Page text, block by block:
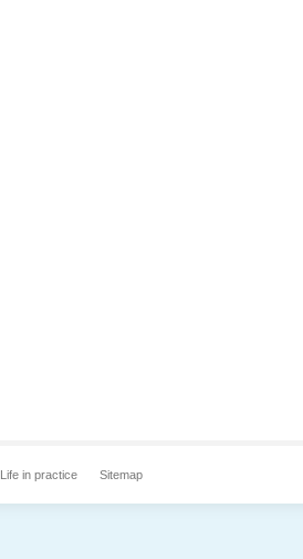
Life in practice Sitemap